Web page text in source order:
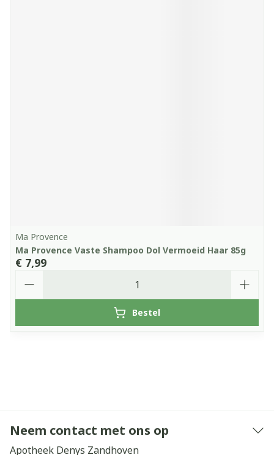
Ma Provence
Ma Provence Vaste Shampoo Dol Vermoeid Haar 85g
€ 7,99
Bestel
Neem contact met ons op
Apotheek Denys Zandhoven